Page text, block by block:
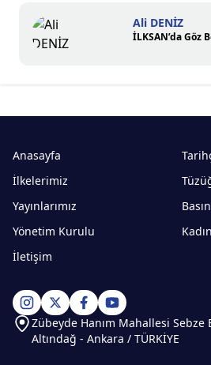
Ali DENİZ
İLKSAN’da
Anasayfa
İlkelerimiz
Yayınlarımız
Yönetim Kurulu
İletişim
Zübeyde Hanım Mahallesi
Altındağ - Ankara / TÜRKİYE